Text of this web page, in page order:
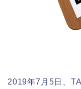
2019年7月5日、